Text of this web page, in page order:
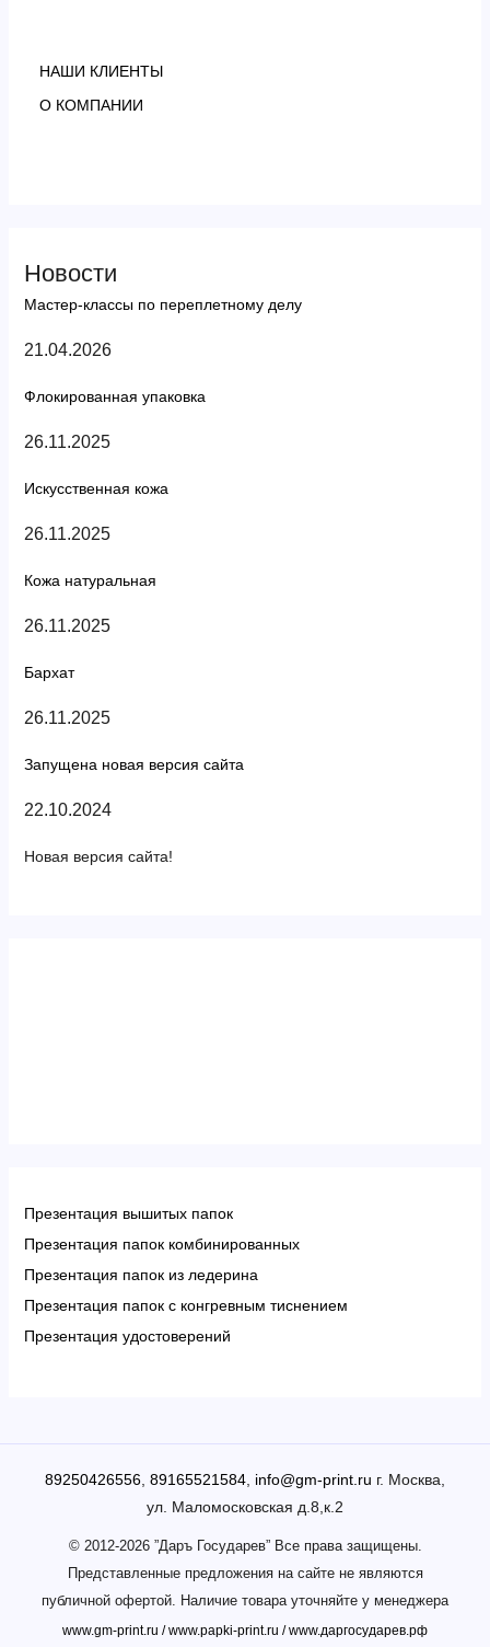
НАШИ КЛИЕНТЫ
О КОМПАНИИ
Новости
Мастер-классы по переплетному делу
21.04.2026
Флокированная упаковка
26.11.2025
Искусственная кожа
26.11.2025
Кожа натуральная
26.11.2025
Бархат
26.11.2025
Запущена новая версия сайта
22.10.2024
Новая версия сайта!
Презентация вышитых папок
Презентация папок комбинированных
Презентация папок из ледерина
Презентация папок с конгревным тиснением
Презентация удостоверений
89250426556, 89165521584, info@gm-print.ru г. Москва,
ул. Маломосковская д.8,к.2
© 2012-2026 ”Даръ Государев” Все права защищены.
Представленные предложения на сайте не являются
публичной офертой. Наличие товара уточняйте у менеджера
www.gm-print.ru /www.papki-print.ru /www.даргосударев.рф